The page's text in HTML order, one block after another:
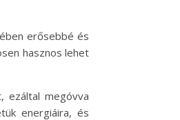
erősebbé és
hasznos lehet
ezáltal megóvva
energiáira, és